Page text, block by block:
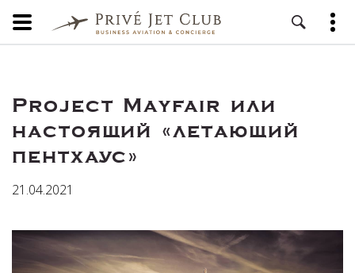
Project Mayfair или
настоящий «летающий
пентхаус»
21.04.2021